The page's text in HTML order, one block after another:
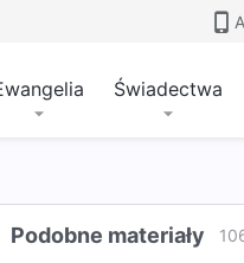
Świadectwa
Podobne materiały
druga)
52:47